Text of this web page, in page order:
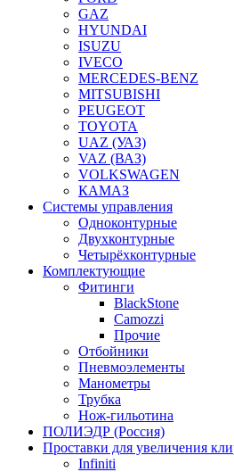
GAZ
HYUNDAI
ISUZU
IVECO
MERCEDES-BENZ
MITSUBISHI
PEUGEOT
TOYOTA
UAZ (УАЗ)
VAZ (ВАЗ)
VOLKSWAGEN
КАМАЗ
Системы управления
Одноконтурные
Двухконтурные
Четырёхконтурные
Комплектующие
Фитинги
BlackStone
Camozzi
Прочие
Отбойники
Пневмоэлементы
Манометры
Трубка
Нож-гильотина
ПОЛИЭДР (Россия)
Проставки для увеличения
Infiniti